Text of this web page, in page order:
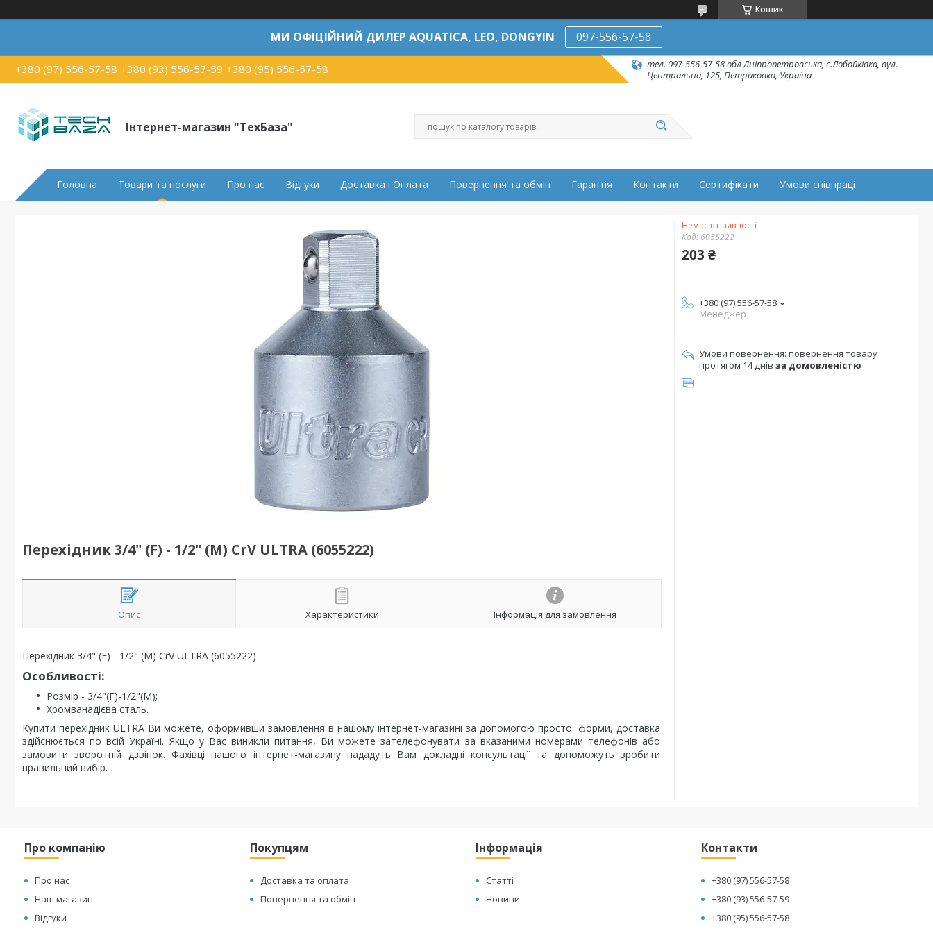
Кошик
МИ ОФІЦІЙНИЙ ДИЛЕР AQUATICA, LEO, DONGYIN 097-556-57-58
+380 (97) 556-57-58 +380 (93) 556-57-59 +380 (95) 556-57-58
тел. 097-556-57-58 обл Дніпропетровська, с.Лобойківка, вул.
Центральна, 125, Петриковка, Україна
Інтернет-магазин "ТехБаза"
Головна Товари та послуги Про нас Відгуки Доставка і Оплата Повернення та обмін Гарантія Контакти Сертифікати Умови співпраці
Перехідник 3/4" (F) - 1/2" (M) CrV ULTRA (6055222)
Опис Характеристики Інформація для замовлення
Перехідник 3/4" (F) - 1/2" (M) CrV ULTRA (6055222)
Особливості:
Розмір - 3/4"(F)-1/2"(M);
Хромванадієва сталь.
Купити перехідник ULTRA Ви можете, оформивши замовлення в нашому інтернет-магазині за допомогою простої форми, доставка
здійснюється по всій Україні. Якщо у Вас виникли питання, Ви можете зателефонувати за вказаними номерами телефонів або
замовити зворотній дзвінок. Фахівці нашого інтернет-магазину нададуть Вам докладні консультації та допоможуть зробити
правильний вибір.
Немає в наявності
Код: 6055222
203 ₴
+380 (97) 556-57-58
Менеджер
повернення товару
протягом 14 днів за домовленістю
Про компанію
Про нас
Наш магазин
Відгуки
Покупцям
Доставка та оплата
Повернення та обмін
Інформація
Статті
Новини
Контакти
+380 (97) 556-57-58
+380 (93) 556-57-59
+380 (95) 556-57-58